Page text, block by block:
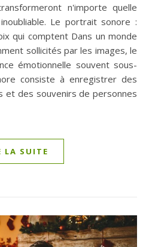
n'importe quelle
Le portrait sonore :
qui comptent Dans un monde
sollicités par les images, le
émotionnelle souvent sous-
consiste à enregistrer des
et des souvenirs de personnes
LA SUITE